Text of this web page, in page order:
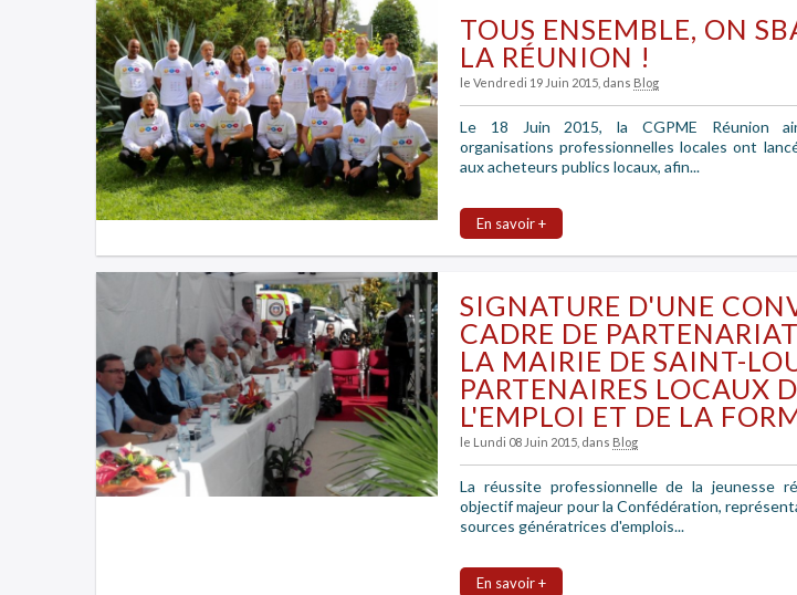
TOUS ENSEMBLE, ON
LA RÉUNION !
le Vendredi 19 Juin 2015 , dans Blog
Le 18 Juin 2015, la CGPME Réunion
organisations professionnelles locales ont
aux acheteurs publics locaux, afin...
En savoir +
SIGNATURE D'UNE
CADRE DE
LA MAIRIE DE SAINT-
PARTENAIRES LOCAUX
L'EMPLOI ET DE LA
le Lundi 08 Juin 2015 , dans Blog
La réussite professionnelle de la jeunesse
objectif majeur pour la Confédération,
sources génératrices d'emplois...
En savoir +